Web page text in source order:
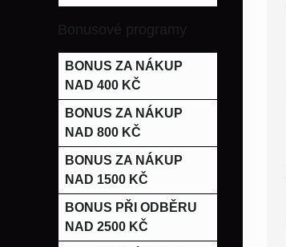
Bonusové programy
BONUS ZA NÁKUP
NAD 400 KČ
BONUS ZA NÁKUP
NAD 800 KČ
BONUS ZA NÁKUP
NAD 1500 KČ
BONUS PŘI ODBĚRU
NAD 2500 KČ